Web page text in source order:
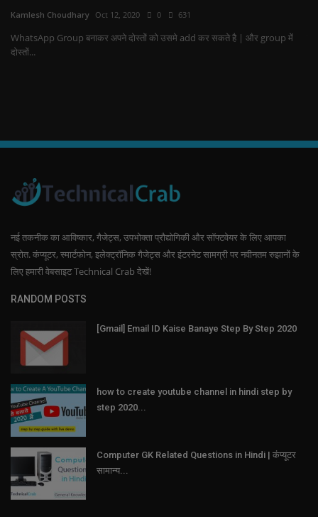
Kamlesh Choudhary Oct 12, 2020 0 631
WhatsApp Group बनाकर अपने दोस्तों को उसमे add कर सकते है | और group में
दोस्तों...
नई तकनीक का आविष्कार, गैजेट्स, उपभोक्ता प्रौद्योगिकी और सॉफ्टवेयर के लिए आपका
स्रोत. कंप्यूटर, स्मार्टफोन, इलेक्ट्रॉनिक गैजेट्स और इंटरनेट सामग्री पर नवीनतम रुझानों के
लिए हमारी वेबसाइट Technical Crab देखें!
RANDOM POSTS
[Gmail] Email ID Kaise Banaye Step By Step 2020
how to create youtube channel in hindi step by
step 2020...
Computer GK Related Questions in Hindi | कंप्यूटर
सामान्य...